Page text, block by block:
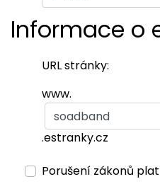
Informace o
URL stránky:
www.
.estranky.cz
Porušení zákonů